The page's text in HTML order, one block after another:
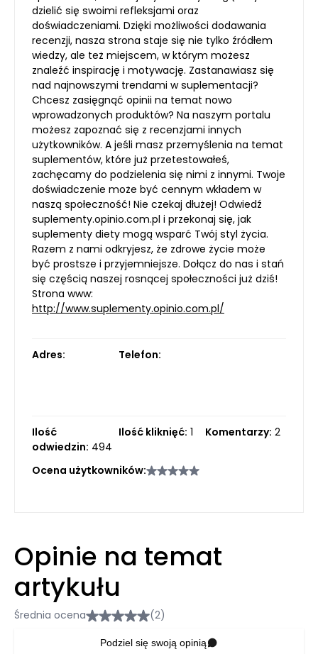
dzielić się swoimi refleksjami oraz
doświadczeniami. Dzięki możliwości dodawania
recenzji, nasza strona staje się nie tylko źródłem
wiedzy, ale też miejscem, w którym możesz
znaleźć inspirację i motywację. Zastanawiasz się
nad najnowszymi trendami w suplementacji?
Chcesz zasięgnąć opinii na temat nowo
wprowadzonych produktów? Na naszym portalu
możesz zapoznać się z recenzjami innych
użytkowników. A jeśli masz przemyślenia na temat
suplementów, które już przetestowałeś,
zachęcamy do podzielenia się nimi z innymi. Twoje
doświadczenie może być cennym wkładem w
naszą społeczność! Nie czekaj dłużej! Odwiedź
suplementy.opinio.com.pl i przekonaj się, jak
suplementy diety mogą wsparć Twój styl życia.
Razem z nami odkryjesz, że zdrowe życie może
być prostsze i przyjemniejsze. Dołącz do nas i stań
się częścią naszej rosnącej społeczności już dziś!
Strona www:
http://www.suplementy.opinio.com.pl/
Adres: Telefon:
Ilość
odwiedzin: 494
Ilość kliknięć: 1 Komentarzy: 2
Ocena użytkowników:
Opinie na temat
artykułu
Średnia ocena (2)
Podziel się swoją opinią